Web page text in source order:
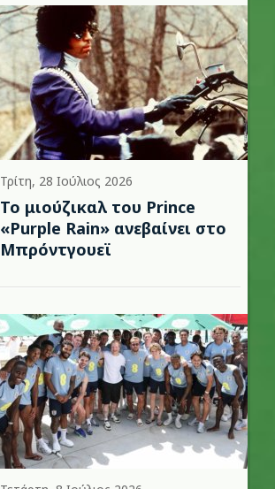
Τρίτη, 28 Ιούλιος 2026
Το μιούζικαλ του Prince
«Purple Rain» ανεβαίνει στο
Μπρόντγουεϊ